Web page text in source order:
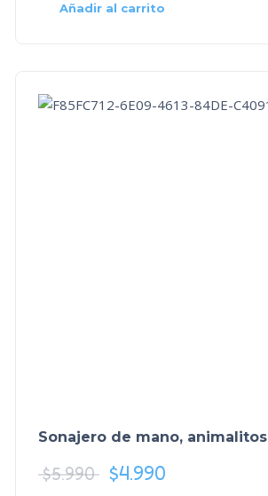
Añadir al carrito
Sonajero de mano, animalitos
$5.990 $4.990